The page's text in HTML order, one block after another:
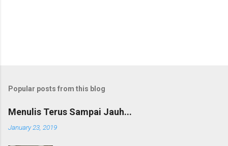
Popular posts from this blog
Menulis Terus Sampai Jauh...
January 23, 2019